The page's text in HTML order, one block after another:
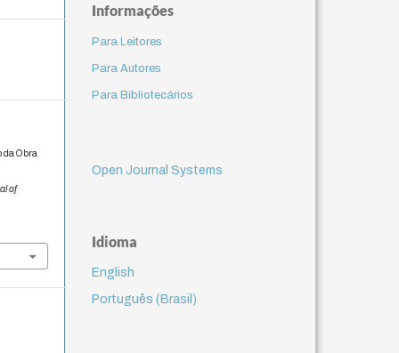
da Obra
of
Informações
Para Leitores
Para Autores
Para Bibliotecários
Open Journal Systems
Idioma
English
Português (Brasil)